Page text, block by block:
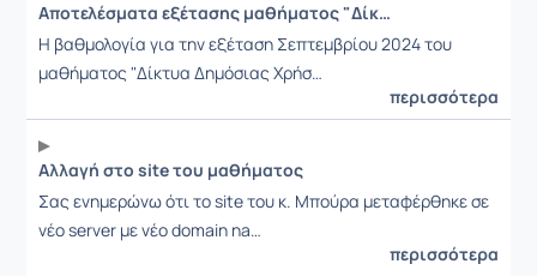
Αποτελέσματα εξέτασης μαθήματος "Δίκτυα Δημόσιας Χρήσης και διασύνδεσης Δικτύων" (Εξεταστική Σεπτεμβρίου 2024)
Η βαθμολογία για την εξέταση Σεπτεμβρίου 2024 του
μαθήματος "Δίκτυα Δημόσιας Χρήσ…
περισσότερα
Αλλαγή στο site του μαθήματος
Σας ενημερώνω ότι το site του κ. Μπούρα μεταφέρθηκε σε
νέο server με νέο domain na…
περισσότερα